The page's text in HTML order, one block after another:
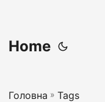
Home
Головна » Tags